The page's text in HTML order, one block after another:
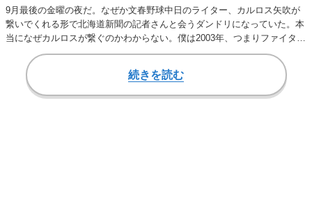
9月最後の金曜の夜だ。なぜか文春野球中日のライター、カルロス矢吹が
繋いでくれる形で北海道新聞の記者さんと会うダンドリになっていた。本
当になぜカルロスが繋ぐのかわからない。僕は2003年、つまりファイター
ズ本拠地移転…
続きを読む